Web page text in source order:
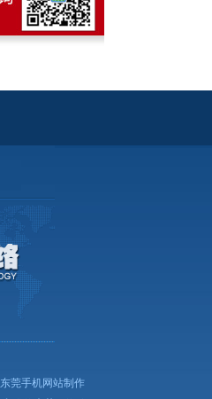
东莞手机网站制作